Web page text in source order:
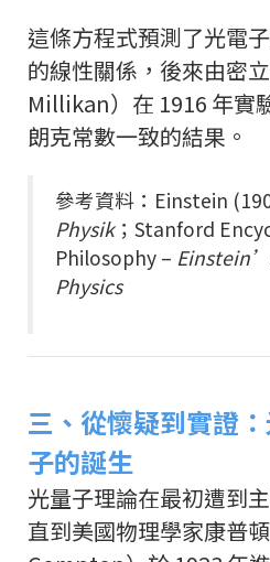
這條方程式預測了光電
的線性關係，後來由密
Millikan）在 1916 年實
朗克常數一致的結果。
參考資料：Einstein
Physik；Stanford
Philosophy –
Physics
三、從懷疑到實證
子的誕生
光量子理論在最初遭到
直到美國物理學家康普